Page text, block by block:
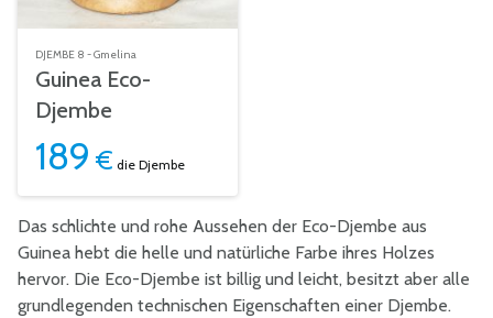
DJEMBE 8 - Gmelina
Guinea Eco-
Djembe
189 € die Djembe
Das schlichte und rohe Aussehen der Eco-Djembe aus
Guinea hebt die helle und natürliche Farbe ihres Holzes
hervor. Die Eco-Djembe ist billig und leicht, besitzt aber alle
grundlegenden technischen Eigenschaften einer Djembe.